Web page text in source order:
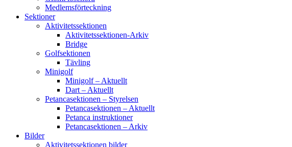
Medlemsförteckning
Sektioner
Aktivitetssektionen
Aktivitetssektionen-Arkiv
Bridge
Golfsektionen
Tävling
Minigolf
Minigolf – Aktuellt
Dart – Aktuellt
Petancasektionen – Styrelsen
Petancasektionen – Aktuellt
Petanca instruktioner
Petancasektionen – Arkiv
Bilder
Aktivitetssektionen bilder